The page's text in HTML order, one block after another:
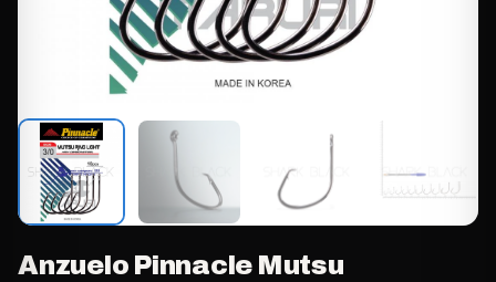
Anzuelo Pinnacle Mutsu